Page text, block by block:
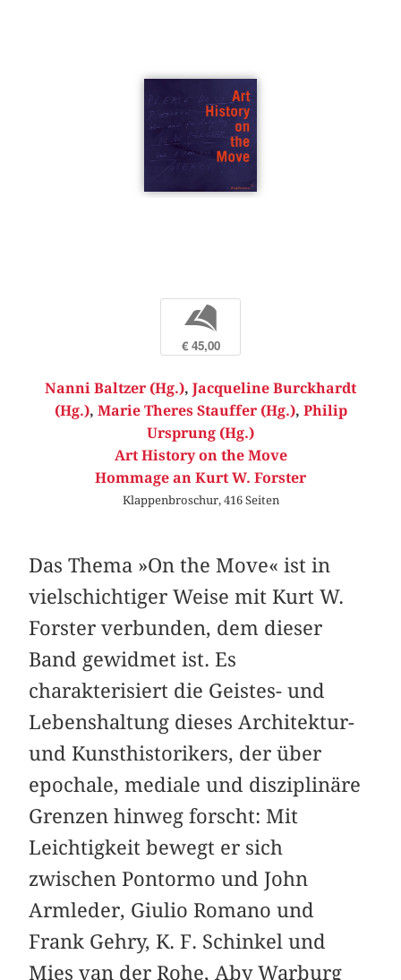
b
€ 45,00
Nanni Baltzer (Hg.), Jacqueline Burckhardt
(Hg.), Marie Theres Stauffer (Hg.), Philip
Ursprung (Hg.)
Art History on the Move
Hommage an Kurt W. Forster
Klappenbroschur, 416 Seiten
Das Thema »On the Move« ist in
vielschichtiger Weise mit Kurt W.
Forster verbunden, dem dieser
Band gewidmet ist. Es
charakterisiert die Geistes- und
Lebenshaltung dieses Architektur-
und Kunsthistorikers, der über
epochale, mediale und disziplinäre
Grenzen hinweg forscht: Mit
Leichtigkeit bewegt er sich
zwischen Pontormo und John
Armleder, Giulio Romano und
Frank Gehry, K. F. Schinkel und
Mies van der Rohe, Aby Warburg